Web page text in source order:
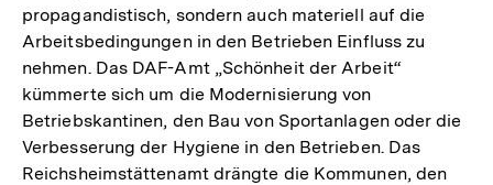
propagandistisch, sondern auch materiell auf die
Arbeitsbedingungen in den Betrieben Einfluss zu
nehmen. Das DAF-Amt „Schönheit der Arbeit“
kümmerte sich um die Modernisierung von
Betriebskantinen, den Bau von Sportanlagen oder die
Verbesserung der Hygiene in den Betrieben. Das
Reichsheimstättenamt drängte die Kommunen, den